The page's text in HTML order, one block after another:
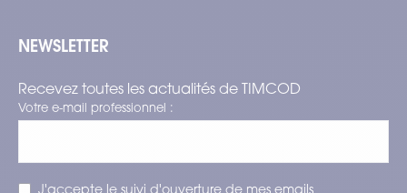
NEWSLETTER
Recevez toutes les actualités de TIMCOD
Votre e-mail professionnel :
J'accepte le suivi d'ouverture de mes emails